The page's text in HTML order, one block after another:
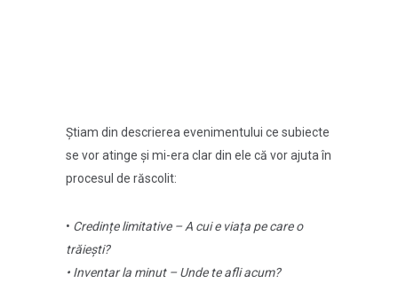
Știam din descrierea evenimentului ce subiecte
se vor atinge și mi-era clar din ele că vor ajuta în
procesul de răscolit:
• Credințe limitative – A cui e viața pe care o
trăiești?
• Inventar la minut – Unde te afli acum?